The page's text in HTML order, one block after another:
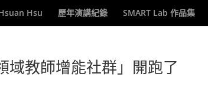
Hsu 歷年演講紀錄 SMART Lab 作品集
域教師增能社群」開跑了